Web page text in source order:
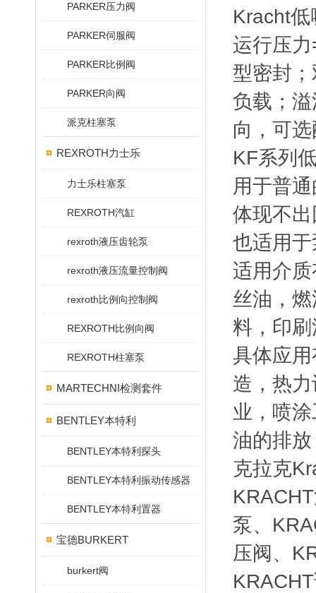
PARKER压力阀
PARKER伺服阀
PARKER比例阀
PARKER向阀
派克柱塞泵
REXROTH力士乐
力士乐柱塞泵
REXROTH汽缸
rexroth液压齿轮泵
rexroth液压流量控制阀
rexroth比例向控制阀
REXROTH比例向阀
REXROTH柱塞泵
MARTECHNI检测套件
BENTLEY本特利
BENTLEY本特利探头
BENTLEY本特利振动传感器
BENTLEY本特利置器
宝德BURKERT
burkert阀
Kracht
运行压
型密封
负载；
向，可
KF系列
用于普
体现不
也适用
适用介
丝油，
料，印
具体应
造，热
业，喷
油的排
克拉克
泵、
压阀、